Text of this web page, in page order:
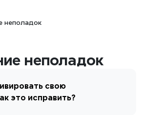
неполадок
неполадок
свою
это исправить?